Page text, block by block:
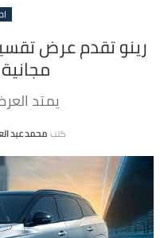
رينو تقدم عرض
يمتد
كتب محمد عبد